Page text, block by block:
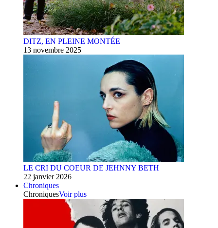
DITZ, EN PLEINE MONTÉE
13 novembre 2025
LE CRI DU COEUR DE JEHNNY BETH
22 janvier 2026
Chroniques
ChroniquesVoir plus